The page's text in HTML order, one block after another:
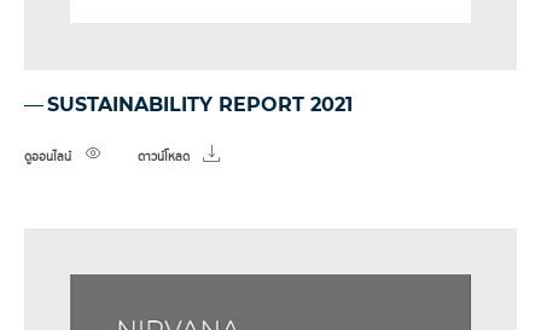
SUSTAINABILITY REPORT 2021
ดูออนไลน์ ดาวน์โหลด